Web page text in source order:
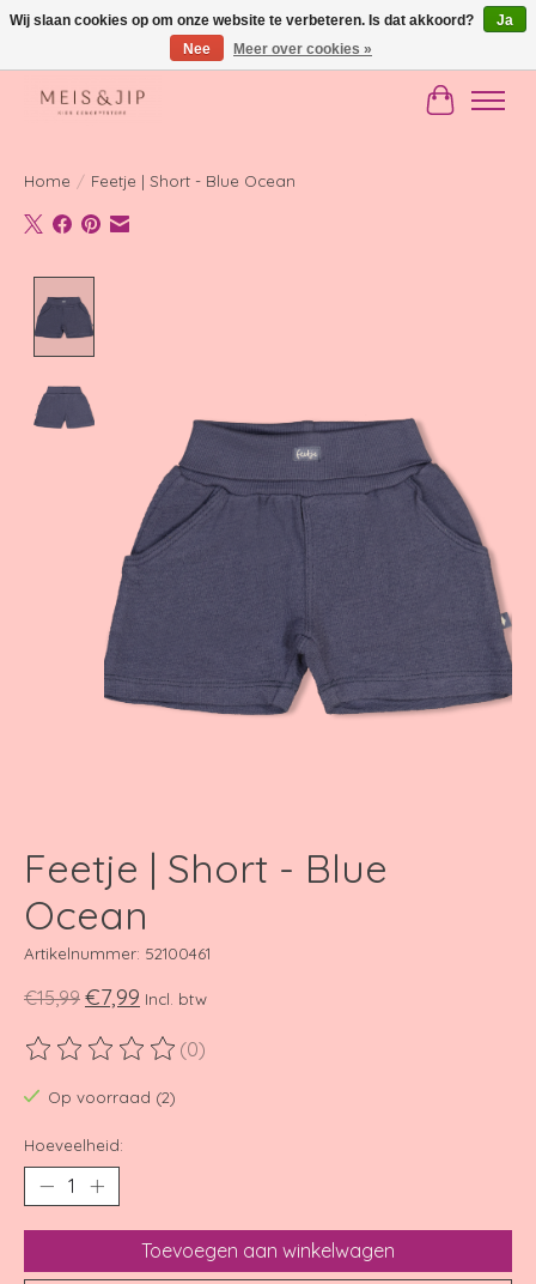
Gratis verzending in NL vanaf €150
Home / Feetje | Short - Blue Ocean
Feetje | Short - Blue
Ocean
Artikelnummer: 52100461
€15,99 €7,99 Incl. btw
De beoordeling van dit product is
(0)
Op voorraad (2)
Hoeveelheid:
Toevoegen aan winkelwagen
Wij slaan cookies op om onze website te verbeteren. Is dat akkoord?
Ja
Nee
Meer over cookies »